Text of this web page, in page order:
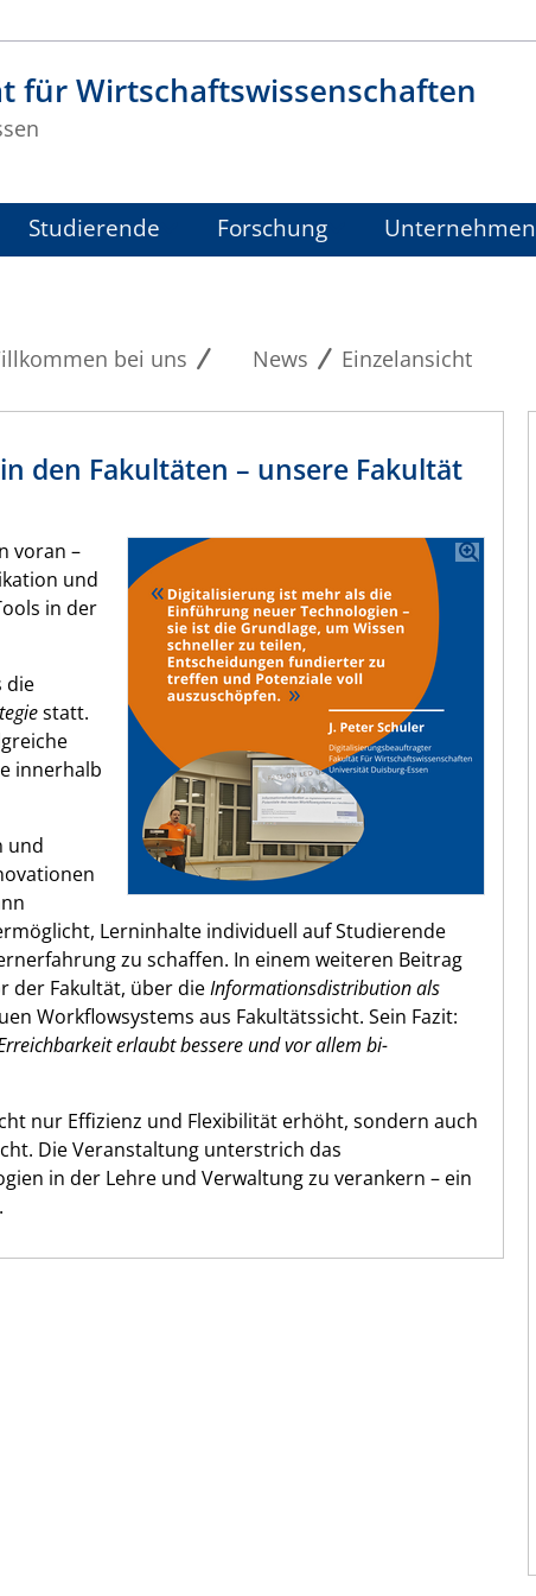
für Wirtschaftswissenschaften
Studierende Forschung Unternehmen
bei uns News Einzelansicht
den Fakultäten – unsere Fakultät
voran –
und
in der
die
statt.
innerhalb
und
Lerninhalte individuell auf Studierende
zu schaffen. In einem weiteren Beitrag
der Fakultät, über dieInformationsdistribution als
Workflowsystems aus Fakultätssicht. Sein Fazit:
erlaubt bessere und vor allem bi-
nur Effizienz und Flexibilität erhöht, sondern auch
Die Veranstaltung unterstrich das
in der Lehre und Verwaltung zu verankern – ein